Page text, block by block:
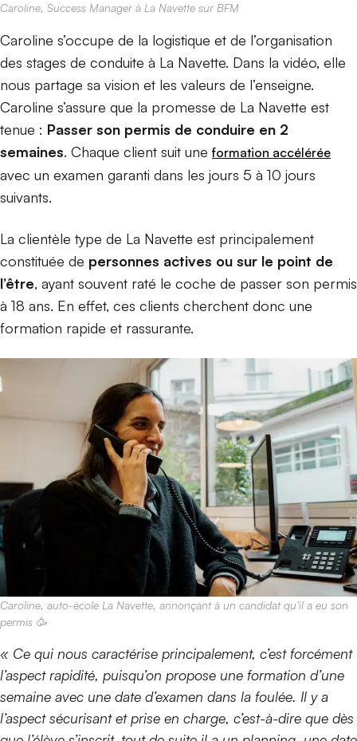
Caroline, Success Manager à La Navette sur BFM
Caroline s’occupe de la logistique et de l’organisation
des stages de conduite à La Navette. Dans la vidéo, elle
nous partage sa vision et les valeurs de l’enseigne.
Caroline s’assure que la promesse de La Navette est
tenue : Passer son permis de conduire en 2
semaines. Chaque client suit uneformation accélérée
avec un examen garanti dans les jours 5 à 10 jours
suivants.
La clientèle type de La Navette est principalement
constituée de personnes actives ou sur le point de
l’être, ayant souvent raté le coche de passer son permis
à 18 ans. En effet, ces clients cherchent donc une
formation rapide et rassurante.
Caroline, auto-école La Navette, annonçant à un candidat qu’il a eu son
permis 🥳
« Ce qui nous caractérise principalement, c’est forcément
l’aspect rapidité, puisqu’on propose une formation d’une
semaine avec une date d’examen dans la foulée. Il y a
l’aspect sécurisant et prise en charge, c’est-à-dire que dès